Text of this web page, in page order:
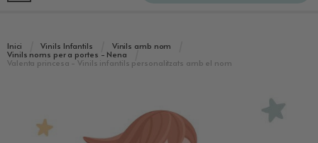
Inici Vinils Infantils
Vinils amb nom
Vinils noms per a portes - Nena
Valenta princesa - Vinils infantils personalitzats amb el nom